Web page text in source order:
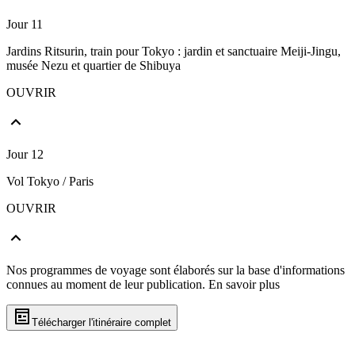
Jour 11
Jardins Ritsurin, train pour Tokyo : jardin et sanctuaire Meiji-Jingu,
musée Nezu et quartier de Shibuya
OUVRIR
Jour 12
Vol Tokyo / Paris
OUVRIR
Nos programmes de voyage sont élaborés sur la base d'informations
connues au moment de leur publication. En savoir plus
Télécharger l'itinéraire complet